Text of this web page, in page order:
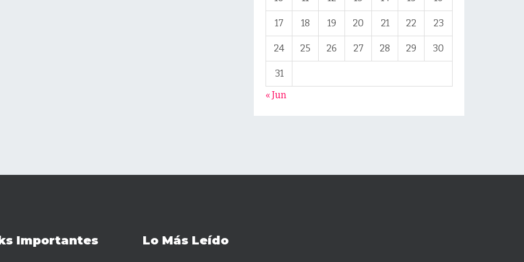
17 18 19 20 21 22 23
24 25 26 27 28 29 30
31
« Jun
Importantes Lo Más Leído